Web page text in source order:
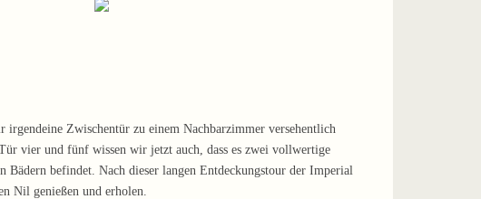
Zwischentür zu einem Nachbarzimmer versehentlich
vier und fünf wissen wir jetzt auch, dass es zwei vollwertige
Bädern befindet. Nach dieser langen Entdeckungstour der Imperial
Nil genießen und erholen.